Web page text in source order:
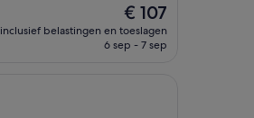
De
prijs
is
€ 107
inclusief belastingen en toeslagen
6 sep - 7 sep